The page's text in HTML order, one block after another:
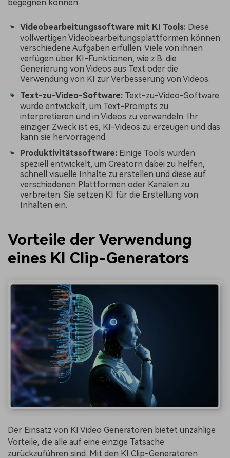
begegnen können:
Videobearbeitungssoftware mit KI Tools: Diese
vollwertigen Videobearbeitungsplattformen können
verschiedene Aufgaben erfüllen. Viele von ihnen
verfügen über KI-Funktionen, wie z.B. die
Generierung von Videos aus Text oder die
Verwendung von KI zur Verbesserung von Videos.
Text-zu-Video-Software: Text-zu-Video-Software
wurde entwickelt, um Text-Prompts zu
interpretieren und in Videos zu verwandeln. Ihr
einziger Zweck ist es, KI-Videos zu erzeugen und das
kann sie hervorragend.
Produktivitätssoftware: Einige Tools wurden
speziell entwickelt, um Creatorn dabei zu helfen,
schnell visuelle Inhalte zu erstellen und diese auf
verschiedenen Plattformen oder Kanälen zu
verbreiten. Sie setzen KI für die Erstellung von
Inhalten ein.
Vorteile der Verwendung
eines KI Clip-Generators
Der Einsatz von KI Video Generatoren bietet unzählige
Vorteile, die alle auf eine einzige Tatsache
zurückzuführen sind. Mit den KI Clip-Generatoren